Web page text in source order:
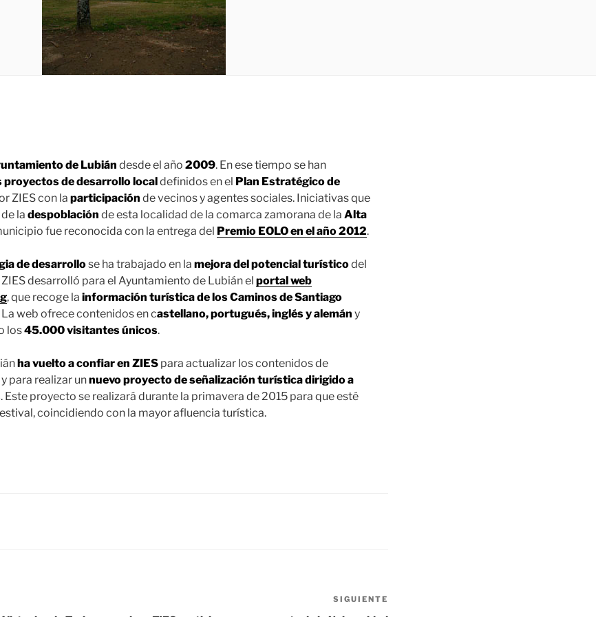
de Lubián desde el año 2009. En ese tiempo se han
de desarrollo localdefinidos en el Plan Estratégico de
ZIES con la participación de vecinos y agentes sociales. Iniciativas que
la despoblación de esta localidad de la comarca zamorana de la Alta
fue reconocida con la entrega del Premio EOLO en el año 2012.
de desarrollose ha trabajado en la mejora del potencial turísticodel
desarrolló para el Ayuntamiento de Lubián el portal web
, que recoge la información turística de los Caminos de Santiago
La web ofrece contenidos en castellano, portugués, inglés y alemán y
los45.000 visitantes únicos.
ha vuelto a confiar en ZIES para actualizar los contenidos de
para realizar unnuevo proyecto de señalización turística dirigido a
. Este proyecto se realizará durante la primavera de 2015 para que esté
coincidiendo con la mayor afluencia turística.
SIGUIENTE